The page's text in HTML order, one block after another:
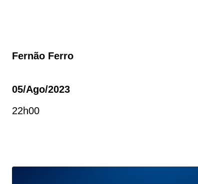
Fernão Ferro
05/ago/2023
22h00